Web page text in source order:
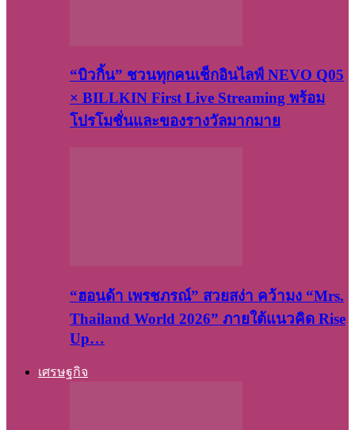
“บิวกิ้น” ชวนทุกคนเช็กอินไลฟ์ NEVO Q05
× BILLKIN First Live Streaming พร้อม
โปรโมชั่นและของรางวัลมากมาย
“ฮอนด้า เพรชภรณ์” สวยสง่า คว้ามง “Mrs.
Thailand World 2026” ภายใต้แนวคิด Rise
Up…
เศรษฐกิจ